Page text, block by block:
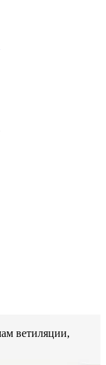
ветиляции,